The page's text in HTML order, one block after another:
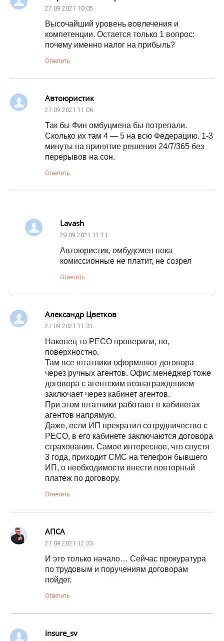
27.09.2021 10:05
Высочайший уровень вовлечения и
компетенции. Остается только 1 вопрос:
почему именно налог на прибыль?
Ответить
Автоюристик
27.09.2021 11:06
Так бы Фин омбуцмена бы потрепали.
Сколько их там 4 — 5 на всю Федерацию. 1-3
минуты на принятие решения 24/7/365 без
перерывов на сон.
Ответить
Lavash
29.09.2021 11:11
Автоюристик, омбудсмен пока
комиссионные не платит, не созрел
Ответить
Александр Цветков
27.09.2021 11:31
Наконец то РЕСО проверили, но,
поверхностно.
Там все штатники оформляют договора
через ручных агентов. Офис менеджер тоже
договора с агентским вознаграждением
заключает через кабинет агентов.
При этом штатники работают в кабинетах
агентов напрямую.
Даже, если ИП прекратил сотрудничество с
РЕСО, в его кабинете заключаются договора
страхования. Самое интересное, что спустя
3 года, приходит СМС на телефон бывшего
ИП, о необходимости внести повторный
платеж по договору.
Ответить
АПСА
27.09.2021 12:33
И это только начало… Сейчас прокуратура
по трудовым и поручениям договорам
пойдет.
Ответить
insure_sv